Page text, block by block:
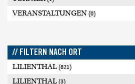
VERANSTALTUNGEN (0)
// FILTERN NACH ORT
LILIENTHAL (821)
LILIENTHAL (3)